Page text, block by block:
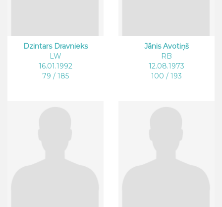
Dzintars Dravnieks
LW
16.01.1992
79 / 185
Jānis Avotiņš
RB
12.08.1973
100 / 193